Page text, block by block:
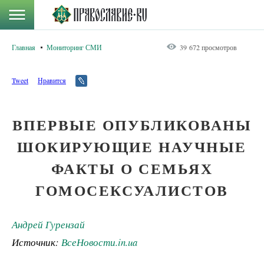
Главная Мониторинг СМИ 39 672 просмотров
Tweet Нравится
ВПЕРВЫЕ ОПУБЛИКОВАНЫ
ШОКИРУЮЩИЕ НАУЧНЫЕ
ФАКТЫ О СЕМЬЯХ
ГОМОСЕКСУАЛИСТОВ
Андрей Гурензай
Источник: ВсеНовости.in.ua